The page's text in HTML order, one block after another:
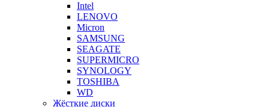
Intel
LENOVO
Micron
SAMSUNG
SEAGATE
SUPERMICRO
SYNOLOGY
TOSHIBA
WD
Жёсткие диски